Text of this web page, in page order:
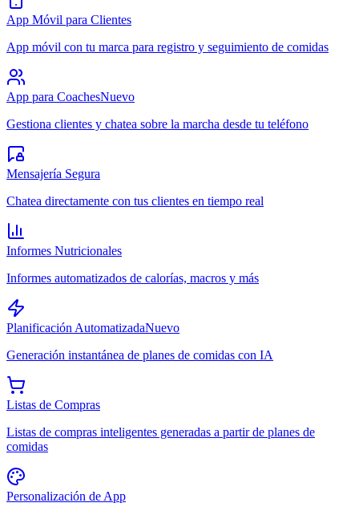
App Móvil para Clientes
App móvil con tu marca para registro y seguimiento de comidas
App para CoachesNuevo
Gestiona clientes y chatea sobre la marcha desde tu teléfono
Mensajería Segura
Chatea directamente con tus clientes en tiempo real
Informes Nutricionales
Informes automatizados de calorías, macros y más
Planificación AutomatizadaNuevo
Generación instantánea de planes de comidas con IA
Listas de Compras
Listas de compras inteligentes generadas a partir de planes de
comidas
Personalización de App